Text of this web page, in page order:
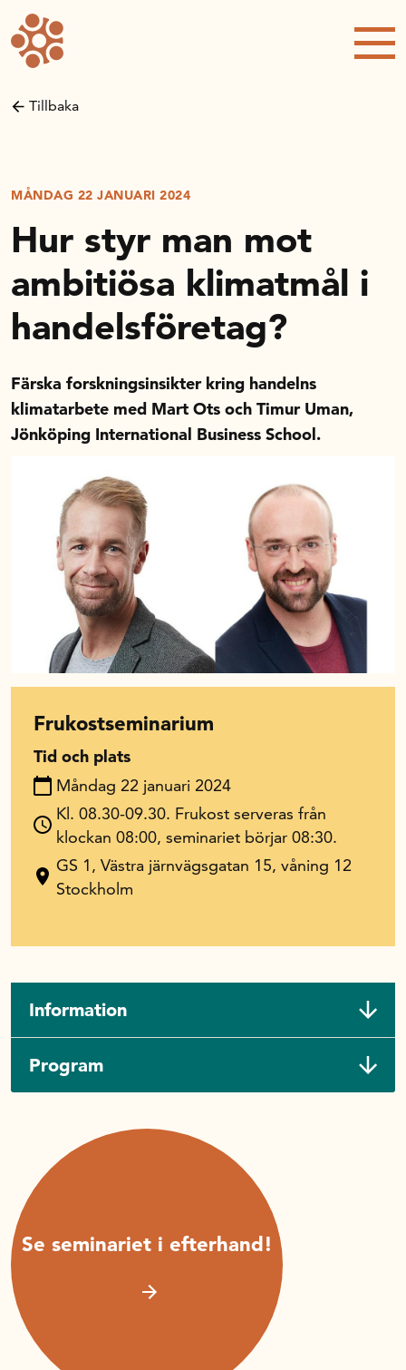
Forskning och utveckling
Kompetens och omställning
Kalender
Handelsrådet Play
Om oss
Handelsfakta.se
In English
Tillbaka
MÅNDAG 22 JANUARI 2024
Hur styr man mot
ambitiösa klimatmål i
handelsföretag?
Färska forskningsinsikter kring handelns
klimatarbete med Mart Ots och Timur Uman,
Jönköping International Business School.
Frukostseminarium
Tid och plats
Måndag 22 januari 2024
Kl. 08.30-09.30. Frukost serveras från
klockan 08:00, seminariet börjar 08:30.
GS 1, Västra järnvägsgatan 15, våning 12
Stockholm
Information
Program
Se seminariet i efterhand!